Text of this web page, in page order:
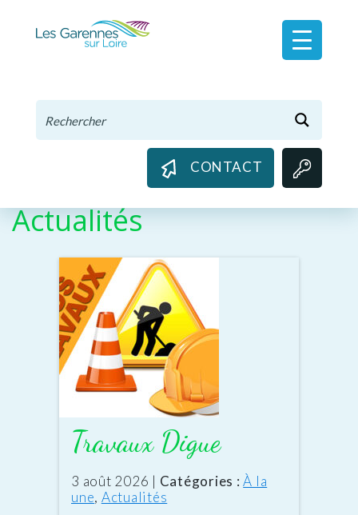
CONTACT
Actualités
Travaux Digue
Date
:
3 août 2026 | Catégories : À la
une, Actualités